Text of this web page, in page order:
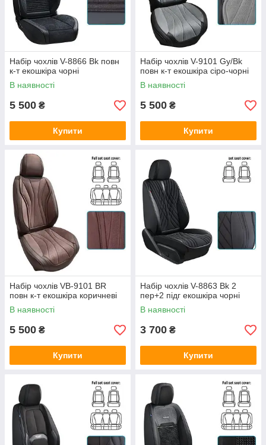
Набір чохлів V-8866 Bk повн
к-т екошкіра чорні
В наявності
5 500 ₴
Купити
Набір чохлів V-9101 Gy/Bk
повн к-т екошкіра сіро-чорні
В наявності
5 500 ₴
Купити
Набір чохлів VB-9101 BR
повн к-т екошкіра коричневі
В наявності
5 500 ₴
Купити
Набір чохлів V-8863 Bk 2
пер+2 підг екошкіра чорні
В наявності
3 700 ₴
Купити